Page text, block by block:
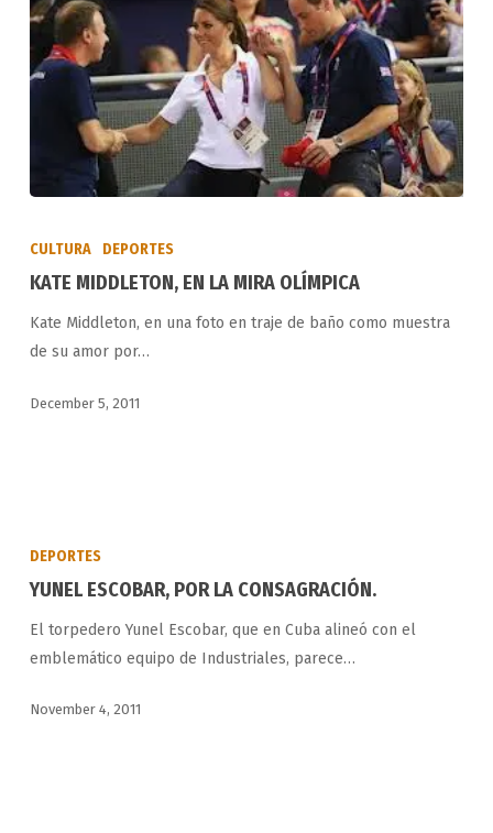
LA
MIRA
OLÍMPICA
CULTURA DEPORTES
KATE MIDDLETON, EN LA MIRA OLÍMPICA
Kate Middleton, en una foto en traje de baño como muestra
de su amor por…
December 5, 2011
LA
CONSAGRACIÓN.
DEPORTES
YUNEL ESCOBAR, POR LA CONSAGRACIÓN.
El torpedero Yunel Escobar, que en Cuba alineó con el
emblemático equipo de Industriales, parece…
November 4, 2011